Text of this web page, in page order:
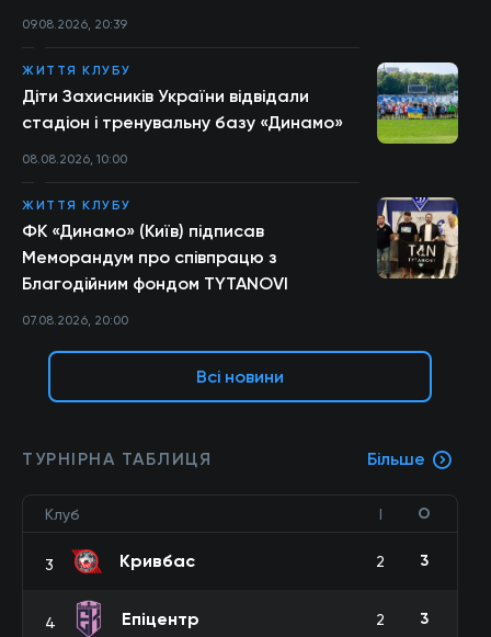
09.08.2026, 20:39
ЖИТТЯ КЛУБУ
Діти Захисників України відвідали
стадіон і тренувальну базу «Динамо»
08.08.2026, 10:00
ЖИТТЯ КЛУБУ
ФК «Динамо» (Київ) підписав
Меморандум про співпрацю з
Благодійним фондом TYTANOVI
07.08.2026, 20:00
Всі новини
ТУРНІРНА ТАБЛИЦЯ Більше
Клуб І О
3 Кривбас 2 3
4 Епіцентр 2 3